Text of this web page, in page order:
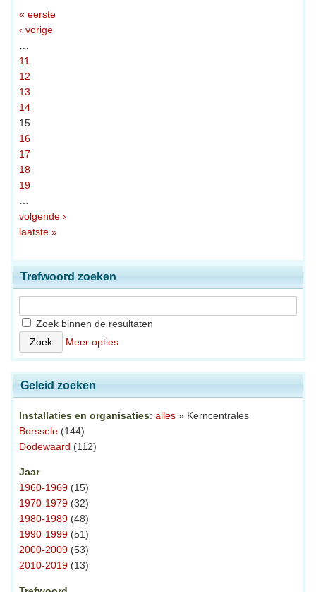
« eerste
‹ vorige
…
11
12
13
14
15
16
17
18
19
…
volgende ›
laatste »
Trefwoord zoeken
Zoek binnen de resultaten
Meer opties
Geleid zoeken
Installaties en organisaties: alles » Kerncentrales
Borssele (144)
Dodewaard (112)
Jaar
1960-1969 (15)
1970-1979 (32)
1980-1989 (48)
1990-1999 (51)
2000-2009 (53)
2010-2019 (13)